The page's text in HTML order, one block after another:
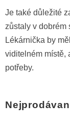
Je také důležité
zůstaly v dobrém
Lékárnička by
viditelném místě,
potřeby.